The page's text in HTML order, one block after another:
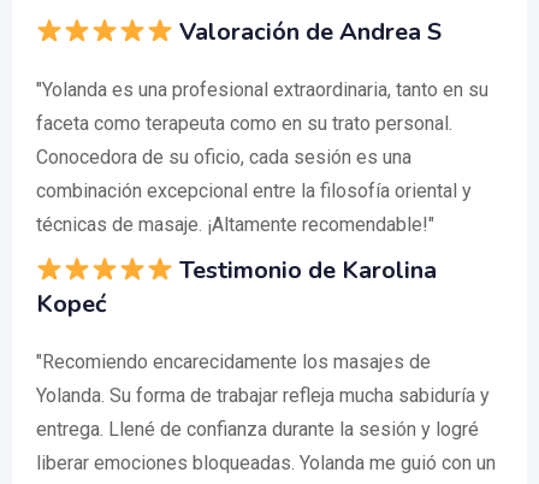
Valoración de Andrea S
"Yolanda es una profesional extraordinaria, tanto en su
faceta como terapeuta como en su trato personal.
Conocedora de su oficio, cada sesión es una
combinación excepcional entre la filosofía oriental y
técnicas de masaje. ¡Altamente recomendable!"
Testimonio de Karolina
Kopeć
"Recomiendo encarecidamente los masajes de
Yolanda. Su forma de trabajar refleja mucha sabiduría y
entrega. Llené de confianza durante la sesión y logré
liberar emociones bloqueadas. Yolanda me guió con un